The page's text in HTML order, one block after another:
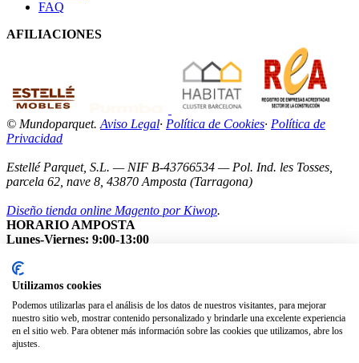
FAQ
AFILIACIONES
© Mundoparquet. Aviso Legal· Política de Cookies· Política de
Privacidad
Estellé Parquet, S.L. — NIF B-43766534 — Pol. Ind. les Tosses,
parcela 62, nave 8, 43870 Amposta (Tarragona)
Diseño tienda online Magento por Kiwop.
HORARIO AMPOSTA
Lunes-Viernes: 9:00-13:00
Nota: Nuestro showroom está abierto exclusivamente con cita
previa.
Utilizamos cookies
Podemos utilizarlas para el análisis de los datos de nuestros visitantes, para mejorar
nuestro sitio web, mostrar contenido personalizado y brindarle una excelente experiencia
en el sitio web. Para obtener más información sobre las cookies que utilizamos, abre los
ajustes.